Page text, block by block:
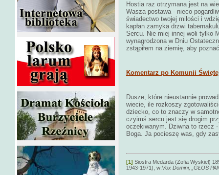
Hostia raz otrzymana jest na
Wasza postawa - nieco
świadectwo twojej miłości i
kapłan zamyka drzwi
Sercu. Nie miej innej woli tylko
wynagrodzona w Dniu
zstąpiłem na ziemię, aby
Komentarz po Komunii
Dusze, które nieustannie
wiecie, ile rozkoszy
dziecko, co to znaczy w
czyimś sercu jest się drogim
oczekiwanym. Dziwna to rzecz
Boga. Ja pocieszę was, gdy
[1] Siostra Medarda (Zofia Wyskiel)
1943-1971), w:Vox Domini, „GŁOS